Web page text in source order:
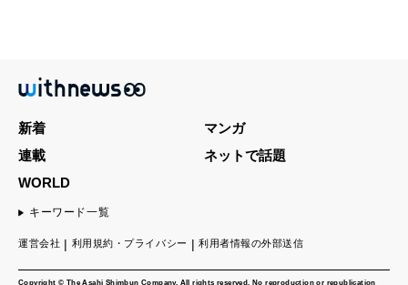
Copyright © The Asahi Shimbun Company. All rights reserved. No reproduction or republication
新着
マンガ
連載
ネットで話題
WORLD
キーワード一覧
運営会社 利用規約・プライバシー 利用者情報の外部送信